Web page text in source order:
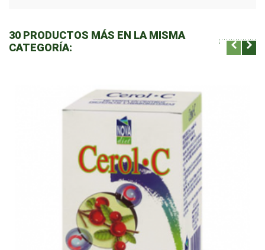
30 PRODUCTOS MÁS EN LA MISMA
CATEGORÍA: